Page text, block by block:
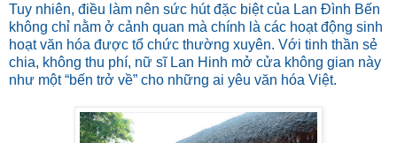
Tuy nhiên, điều làm nên sức hút đặc biệt của Lan Đình Bến
không chỉ nằm ở cảnh quan mà chính là các hoạt động sinh
hoạt văn hóa được tổ chức thường xuyên. Với tinh thần sẻ
chia, không thu phí, nữ sĩ Lan Hinh mở cửa không gian này
như một “bến trở về” cho những ai yêu văn hóa Việt.